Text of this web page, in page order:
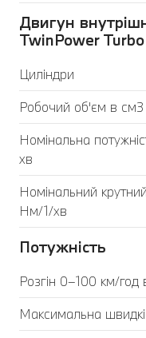
Двигун
TwinPower
Циліндри
Робочий об'єм в см3
Номінальна
хв
Номінальний
Нм/1/хв
Потужність
Розгін 0–100 км/год
Максимальна